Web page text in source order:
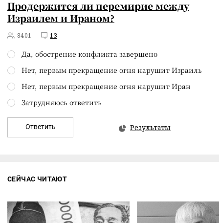
Продержится ли перемирие между
Израилем и Ираном?
8401 13
Да, обострение конфликта завершено
Нет, первым прекращение огня нарушит Израиль
Нет, первым прекращение огня нарушит Иран
Затрудняюсь ответить
Ответить Результаты
СЕЙЧАС ЧИТАЮТ